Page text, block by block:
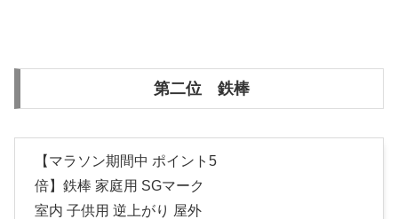
第二位 鉄棒
【マラソン期間中 ポイント5
倍】鉄棒 家庭用 SGマーク
室内 子供用 逆上がり 屋外